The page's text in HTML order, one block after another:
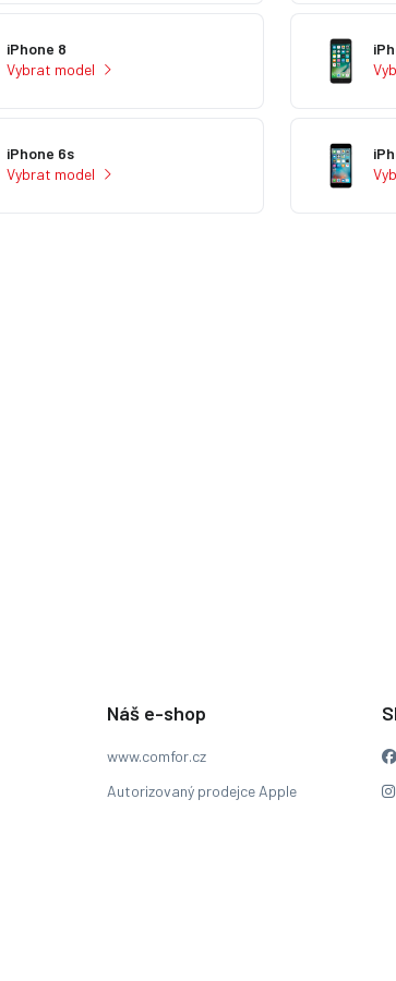
iPhone 8
Vybrat model
iPhone 6s
Vybrat model
Náš e-shop
www.comfor.cz
Autorizovaný prodejce Apple